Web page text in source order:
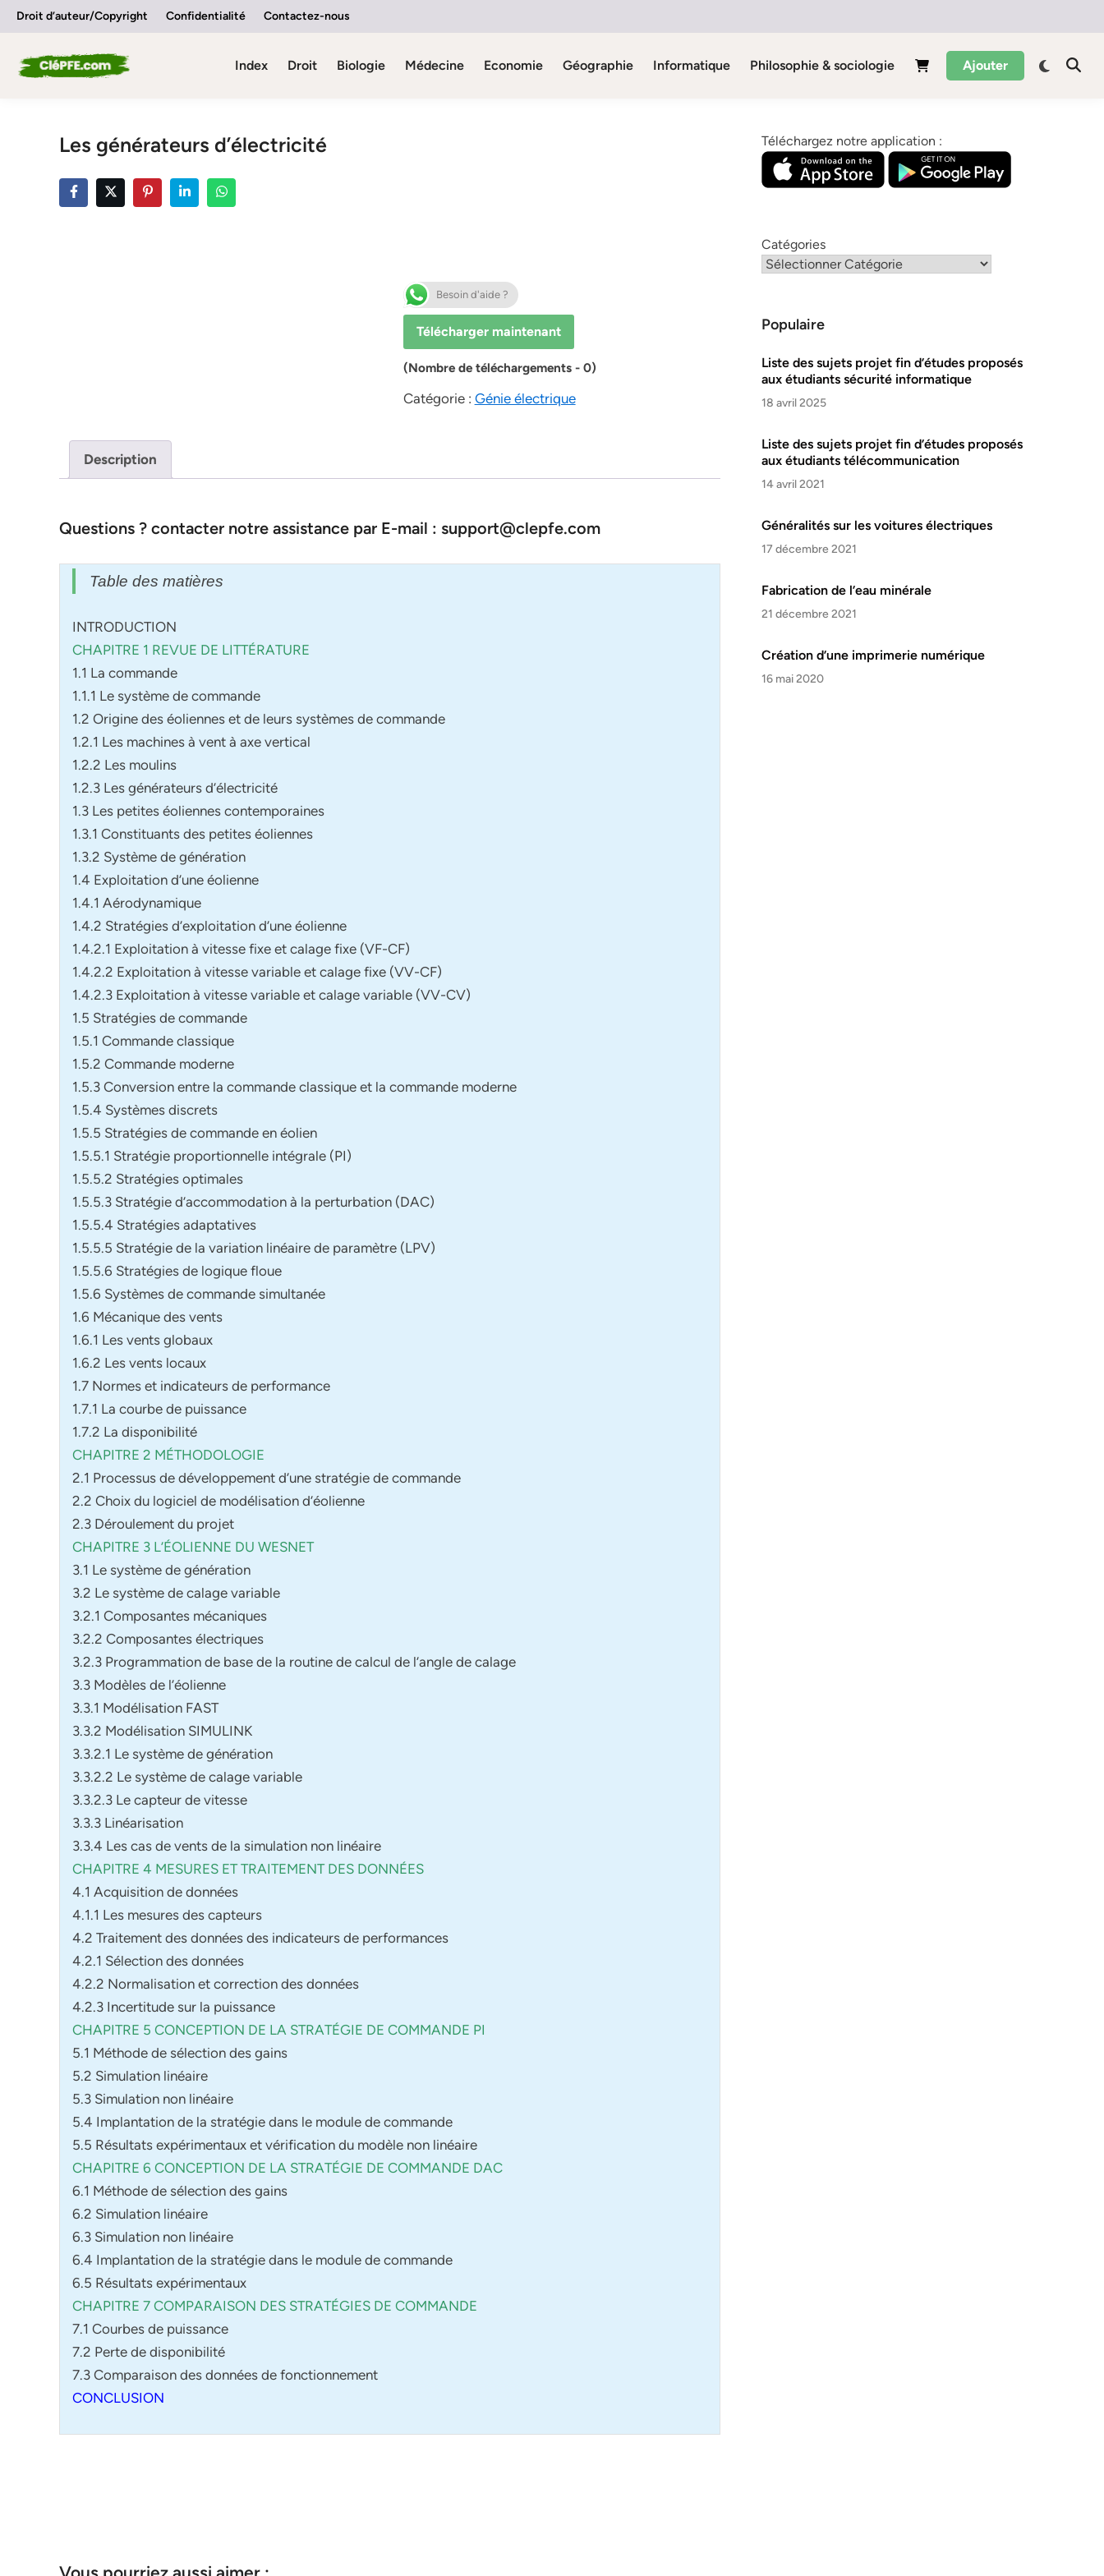
SkipDroit d’auteur/Copyright Confidentialité Contactez-nous
Index Droit Biologie Médecine Economie Géographie Informatique Philosophie & sociologie Ajouter
Les générateurs d’électricité
Besoin d'aide ?
Télécharger maintenant
(Nombre de téléchargements - 0)
Catégorie : Génie électrique
Description
Questions ? contacter notre assistance par E-mail : support@clepfe.com
Table des matières
INTRODUCTION
CHAPITRE 1 REVUE DE LITTÉRATURE
1.1 La commande
1.1.1 Le système de commande
1.2 Origine des éoliennes et de leurs systèmes de commande
1.2.1 Les machines à vent à axe vertical
1.2.2 Les moulins
1.2.3 Les générateurs d’électricité
1.3 Les petites éoliennes contemporaines
1.3.1 Constituants des petites éoliennes
1.3.2 Système de génération
1.4 Exploitation d’une éolienne
1.4.1 Aérodynamique
1.4.2 Stratégies d’exploitation d’une éolienne
1.4.2.1 Exploitation à vitesse fixe et calage fixe (VF-CF)
1.4.2.2 Exploitation à vitesse variable et calage fixe (VV-CF)
1.4.2.3 Exploitation à vitesse variable et calage variable (VV-CV)
1.5 Stratégies de commande
1.5.1 Commande classique
1.5.2 Commande moderne
1.5.3 Conversion entre la commande classique et la commande moderne
1.5.4 Systèmes discrets
1.5.5 Stratégies de commande en éolien
1.5.5.1 Stratégie proportionnelle intégrale (PI)
1.5.5.2 Stratégies optimales
1.5.5.3 Stratégie d’accommodation à la perturbation (DAC)
1.5.5.4 Stratégies adaptatives
1.5.5.5 Stratégie de la variation linéaire de paramètre (LPV)
1.5.5.6 Stratégies de logique floue
1.5.6 Systèmes de commande simultanée
1.6 Mécanique des vents
1.6.1 Les vents globaux
1.6.2 Les vents locaux
1.7 Normes et indicateurs de performance
1.7.1 La courbe de puissance
1.7.2 La disponibilité
CHAPITRE 2 MÉTHODOLOGIE
2.1 Processus de développement d’une stratégie de commande
2.2 Choix du logiciel de modélisation d’éolienne
2.3 Déroulement du projet
CHAPITRE 3 L’ÉOLIENNE DU WESNET
3.1 Le système de génération
3.2 Le système de calage variable
3.2.1 Composantes mécaniques
3.2.2 Composantes électriques
3.2.3 Programmation de base de la routine de calcul de l’angle de calage
3.3 Modèles de l’éolienne
3.3.1 Modélisation FAST
3.3.2 Modélisation SIMULINK
3.3.2.1 Le système de génération
3.3.2.2 Le système de calage variable
3.3.2.3 Le capteur de vitesse
3.3.3 Linéarisation
3.3.4 Les cas de vents de la simulation non linéaire
CHAPITRE 4 MESURES ET TRAITEMENT DES DONNÉES
4.1 Acquisition de données
4.1.1 Les mesures des capteurs
4.2 Traitement des données des indicateurs de performances
4.2.1 Sélection des données
4.2.2 Normalisation et correction des données
4.2.3 Incertitude sur la puissance
CHAPITRE 5 CONCEPTION DE LA STRATÉGIE DE COMMANDE PI
5.1 Méthode de sélection des gains
5.2 Simulation linéaire
5.3 Simulation non linéaire
5.4 Implantation de la stratégie dans le module de commande
5.5 Résultats expérimentaux et vérification du modèle non linéaire
CHAPITRE 6 CONCEPTION DE LA STRATÉGIE DE COMMANDE DAC
6.1 Méthode de sélection des gains
6.2 Simulation linéaire
6.3 Simulation non linéaire
6.4 Implantation de la stratégie dans le module de commande
6.5 Résultats expérimentaux
CHAPITRE 7 COMPARAISON DES STRATÉGIES DE COMMANDE
7.1 Courbes de puissance
7.2 Perte de disponibilité
7.3 Comparaison des données de fonctionnement
CONCLUSION
Téléchargez notre application :
Catégories
Populaire
Liste des sujets projet fin d’études proposés
aux étudiants sécurité informatique
18 avril 2025
Liste des sujets projet fin d’études proposés
aux étudiants télécommunication
14 avril 2021
Généralités sur les voitures électriques
17 décembre 2021
Fabrication de l’eau minérale
21 décembre 2021
Création d’une imprimerie numérique
16 mai 2020